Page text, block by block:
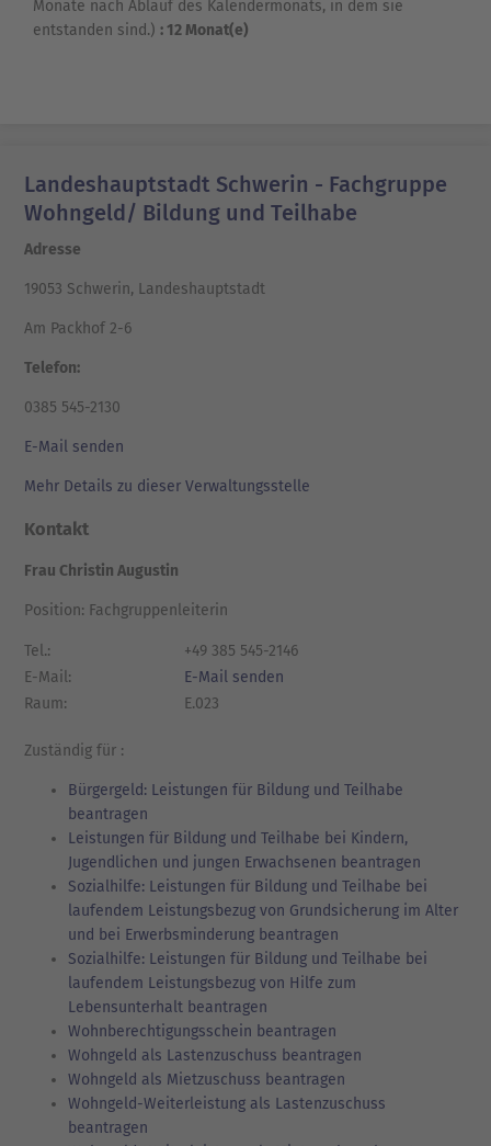
Monate nach Ablauf des Kalendermonats, in dem sie
entstanden sind.) : 12 Monat(e)
Landeshauptstadt Schwerin - Fachgruppe
Wohngeld/ Bildung und Teilhabe
Adresse
19053 Schwerin, Landeshauptstadt
Am Packhof 2-6
Telefon:
0385 545-2130
E-Mail senden
Mehr Details zu dieser Verwaltungsstelle
Kontakt
Frau Christin Augustin
Position: Fachgruppenleiterin
Tel.:
+49 385 545-2146
E-Mail:
E-Mail senden
Raum:
E.023
Zuständig für :
Bürgergeld: Leistungen für Bildung und Teilhabe
beantragen
Leistungen für Bildung und Teilhabe bei Kindern,
Jugendlichen und jungen Erwachsenen beantragen
Sozialhilfe: Leistungen für Bildung und Teilhabe bei
laufendem Leistungsbezug von Grundsicherung im Alter
und bei Erwerbsminderung beantragen
Sozialhilfe: Leistungen für Bildung und Teilhabe bei
laufendem Leistungsbezug von Hilfe zum
Lebensunterhalt beantragen
Wohnberechtigungsschein beantragen
Wohngeld als Lastenzuschuss beantragen
Wohngeld als Mietzuschuss beantragen
Wohngeld-Weiterleistung als Lastenzuschuss
beantragen